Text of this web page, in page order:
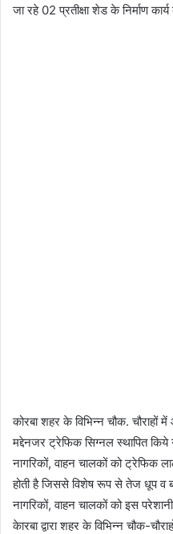
जा रहे 02 प्रतीक्षा शेड के निर्माण
कोरबा शहर के विभिन्न चौक.
मद्देनजर ट्रेफिक सिग्नल स्थापित
नागरिकों, वाहन चालकों को ट्रेफिक
होती है जिससे विशेष रूप से तेज धूप व
नागरिकों, वाहन चालकों को इस
केारबा द्वारा शहर के विभिन्न चौक-